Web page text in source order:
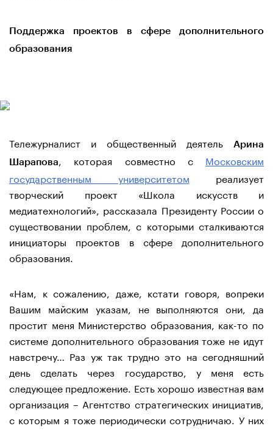
Поддержка проектов в сфере дополнительного
образования
Тележурналист и общественный деятель
Арина
Шарапова
, которая совместно с Московским
государственным университетом реализует
творческий проект «Школа искусств и
медиатехнологий», рассказала Президенту России о
существовании проблем, с которыми сталкиваются
инициаторы проектов в сфере дополнительного
образования.
«Нам, к сожалению, даже, кстати говоря, вопреки
Вашим майским указам, не выполняются они, да
простит меня Министерство образования, как-то по
системе дополнительного образования тоже не идут
навстречу… Раз уж так трудно это на сегодняшний
день сделать через государство, у меня есть
следующее предложение. Есть хорошо известная вам
организация – Агентство стратегических инициатив,
с которым я тоже периодически сотрудничаю. У них